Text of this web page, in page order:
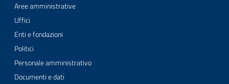
Aree amministrative
Uffici
Enti e fondazioni
Politici
Personale amministrativo
Documenti e dati